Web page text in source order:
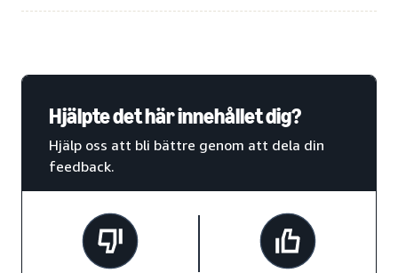
Hjälpte det här innehållet dig?
Hjälp oss att bli bättre genom att dela din
feedback.